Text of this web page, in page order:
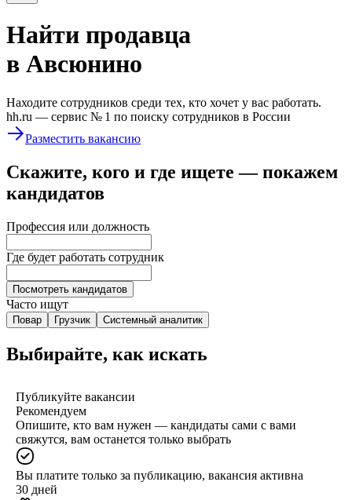
Найти продавца
в Авсюнино
Находите сотрудников среди тех, кто хочет у вас работать.
hh.ru — сервис № 1 по поиску сотрудников в России
Разместить вакансию
Скажите, кого и где ищете — покажем
кандидатов
Профессия или должность
Где будет работать сотрудник
Посмотреть кандидатов
Часто ищут
Повар Грузчик Системный аналитик
Выбирайте, как искать
Публикуйте вакансии
Рекомендуем
Опишите, кто вам нужен — кандидаты сами с вами
свяжутся, вам останется только выбрать
Вы платите только за публикацию, вакансия активна
30 дней